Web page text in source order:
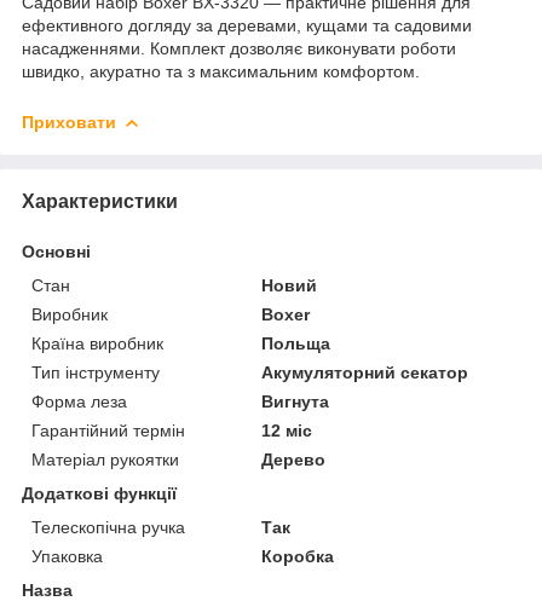
ефективного догляду за деревами, кущами та садовими
насадженнями. Комплект дозволяє виконувати роботи
швидко, акуратно та з максимальним комфортом.
Приховати
Характеристики
Основні
Стан
Новий
Виробник
Boxer
Країна виробник
Польща
Тип інструменту
Акумуляторний секатор
Форма леза
Вигнута
Гарантійний термін
12 міс
Матеріал рукоятки
Дерево
Додаткові функції
Телескопічна ручка
Так
Упаковка
Коробка
Назва